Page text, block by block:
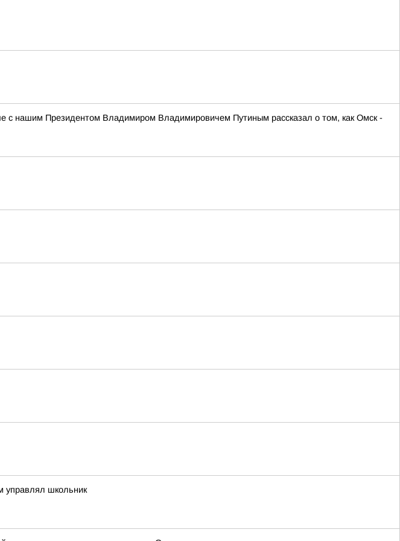
с нашим Президентом Владимиром Владимировичем Путиным рассказал о том, как Омск -
управлял школьник